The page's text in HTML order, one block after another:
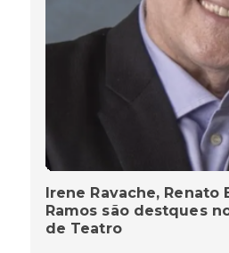
Irene Ravache,
Ramos são destques
de Teatro